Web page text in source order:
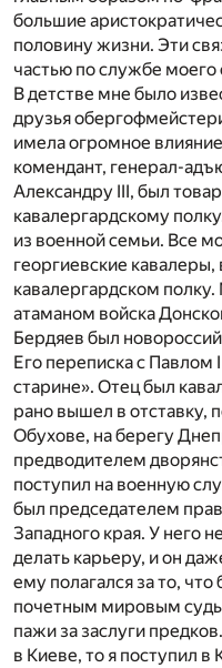
большие
половину жизни. Эти
частью по службе моего
В детстве мне было
друзья
имела огромное
комендант, генерал-
Александру III, был
кавалергардскому
из военной семьи. Все
георгиевские
кавалергардском
атаманом войска
Бердяев был
Его переписка с Павлом
старине». Отец был
рано вышел в отставку,
Обухове, на берегу
предводителем
поступил на военную
был председателем
Западного края. У него
делать карьеру, и он
ему полагался за то,
почетным мировым
пажи за заслуги
в Киеве, то я поступил в